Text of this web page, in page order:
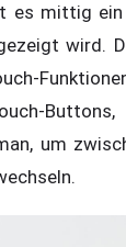
es mittig ein
wird.
um